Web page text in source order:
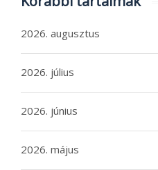
2026. augusztus
2026. július
2026. június
2026. május